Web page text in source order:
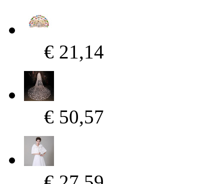
€ 21,14
€ 50,57